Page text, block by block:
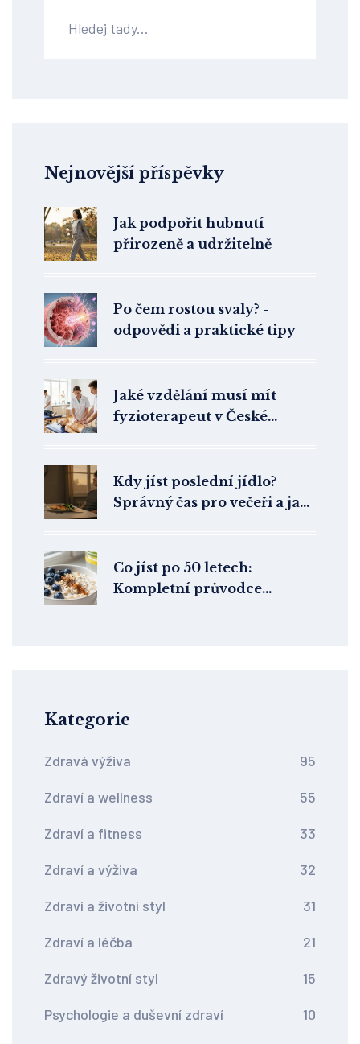
Nejnovější příspěvky
Jak podpořit hubnutí
přirozeně a udržitelně
Po čem rostou svaly? -
odpovědi a praktické tipy
Jaké vzdělání musí mít
fyzioterapeut v České
Kdy jíst poslední jídlo?
Správný čas pro večeři a jak
Co jíst po 50 letech:
Kompletní průvodce
Kategorie
Zdravá výživa 95
Zdraví a wellness 55
Zdraví a fitness 33
Zdraví a výživa 32
Zdraví a životní styl 31
Zdraví a léčba 21
Zdravý životní styl 15
Psychologie a duševní zdraví 10